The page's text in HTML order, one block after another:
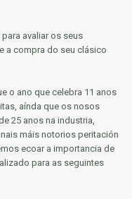
avaliar os seus
a compra do seu clásico
o ano que celebra 11 anos
aínda que os nosos
25 anos na industria,
máis notorios peritación
ecoar a importancia de
para as seguintes